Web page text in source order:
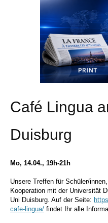
Café Lingua
Duisburg
Mo, 14.04., 19h-21h
Unsere Treffen für Schüler/
Kooperation mit der Universität
Uni Duisburg. Auf der Seite:
cafe-lingua/ findet Ihr alle